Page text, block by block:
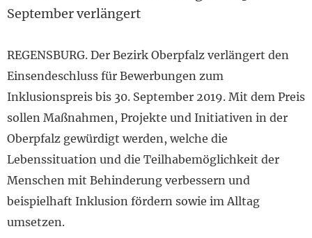
September verlängert
REGENSBURG. Der Bezirk Oberpfalz verlängert den
Einsendeschluss für Bewerbungen zum
Inklusionspreis bis 30. September 2019. Mit dem Preis
sollen Maßnahmen, Projekte und Initiativen in der
Oberpfalz gewürdigt werden, welche die
Lebenssituation und die Teilhabemöglichkeit der
Menschen mit Behinderung verbessern und
beispielhaft Inklusion fördern sowie im Alltag
umsetzen.